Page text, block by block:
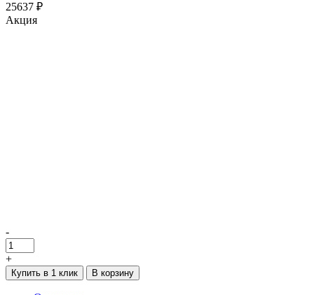
25637 ₽
Акция
-
+
Купить в 1 клик В корзину